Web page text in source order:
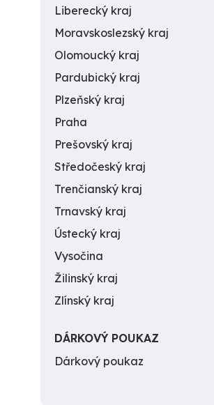
Liberecký kraj
Moravskoslezský kraj
Olomoucký kraj
Pardubický kraj
Plzeňský kraj
Praha
Prešovský kraj
Středočeský kraj
Trenčianský kraj
Trnavský kraj
Ústecký kraj
Vysočina
Žilinský kraj
Zlínský kraj
DÁRKOVÝ POUKAZ
Dárkový poukaz